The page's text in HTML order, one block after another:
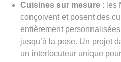
Cuisines sur mesure : les
conçoivent et posent des
entièrement
jusqu’à la pose. Un projet
un interlocuteur unique